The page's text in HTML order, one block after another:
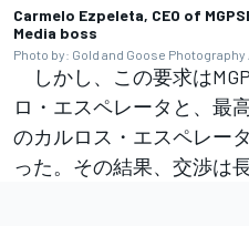
Carmelo Ezpeleta, CEO of
Media boss
Photo by: Gold and Goose
しかし、この要求は
ロ・エスペレータと、最
のカルロス・エスペレー
った。その結果、交渉は